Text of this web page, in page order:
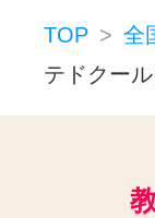
TOP 全
テドクール